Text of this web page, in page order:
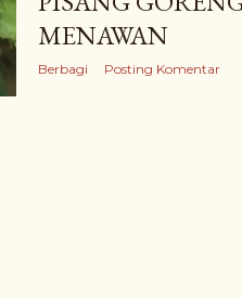
MENAWAN
Berbagi Posting Komentar